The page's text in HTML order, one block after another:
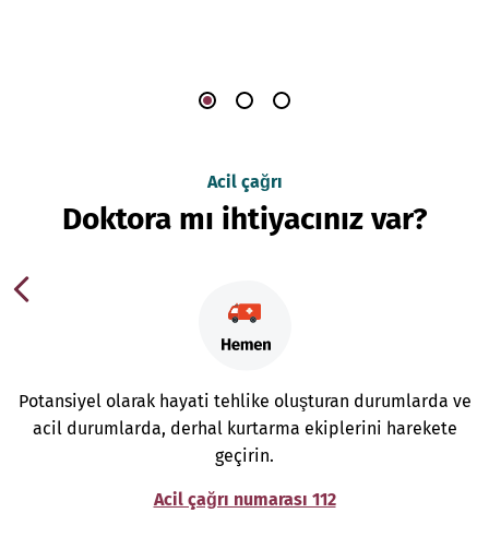
Acil çağrı
Doktora mı ihtiyacınız var?
Potansiyel olarak hayati tehlike oluşturan durumlarda ve
acil durumlarda, derhal kurtarma ekiplerini harekete
geçirin.
Acil çağrı numarası 112